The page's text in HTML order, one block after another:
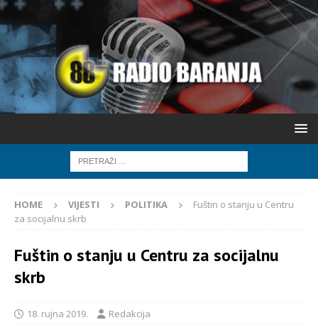
HOME VIJESTI POLITIKA
Fuštin o stanju u Centru
za socijalnu skrb
Fuštin o stanju u Centru za socijalnu
skrb
18. rujna 2019. Redakcija